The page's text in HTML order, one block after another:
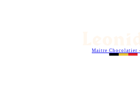
Maitre Chocolatier